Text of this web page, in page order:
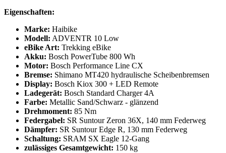
Eigenschaften:
Marke: Haibike
Modell: ADVENTR 10 Low
eBike Art: Trekking eBike
Akku: Bosch PowerTube 800 Wh
Motor: Bosch Performance Line CX
Bremse: Shimano MT420 hydraulische Scheibenbremsen
Display: Bosch Kiox 300 + LED Remote
Ladegerät: Bosch Standard Charger 4A
Farbe: Metallic Sand/Schwarz - glänzend
Drehmoment: 85 Nm
Federgabel: SR Suntour Zeron 36X, 140 mm Federweg
Dämpfer: SR Suntour Edge R, 130 mm Federweg
Schaltung: SRAM SX Eagle 12-Gang
zulässiges Gesamtgewicht: 150 kg